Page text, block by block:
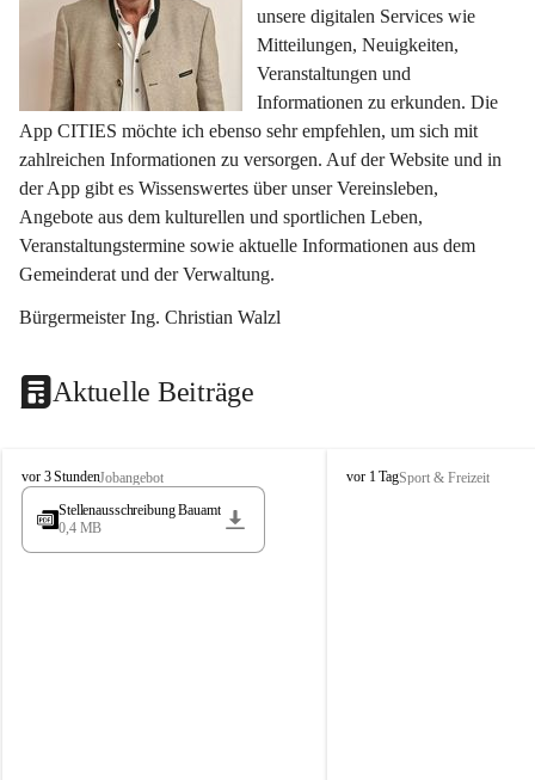
unsere digitalen Services wie
Mitteilungen, Neuigkeiten,
Veranstaltungen und
Informationen zu erkunden. Die
App CITIES möchte ich ebenso sehr empfehlen, um sich mit
zahlreichen Informationen zu versorgen. Auf der Website und in
der App gibt es Wissenswertes über unser Vereinsleben,
Angebote aus dem kulturellen und sportlichen Leben,
Veranstaltungstermine sowie aktuelle Informationen aus dem
Gemeinderat und der Verwaltung.
Bürgermeister Ing. Christian Walzl
Aktuelle Beiträge
S
t
s
vor 3 StundenJobangebot
Stellenausschreibung Bauamt
0,4 MB
S
vor 1 TagSport & Freizeit